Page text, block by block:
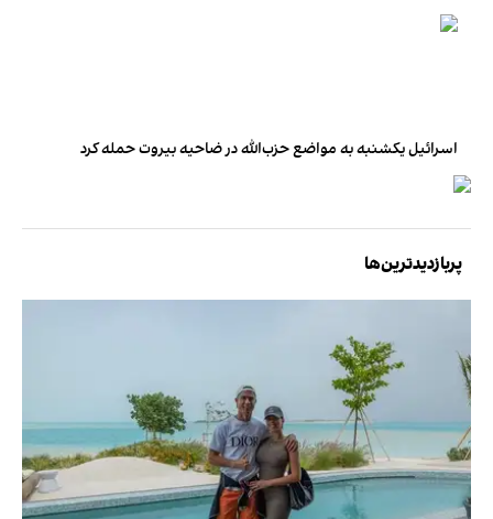
اسرائیل یکشنبه به مواضع حزب‌الله در ضاحیه بیروت حمله کرد
پربازدیدترین‌ها